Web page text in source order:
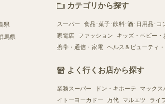
県
馬県
カテゴリから探す
スーパー 食品･菓子･飲料･酒･日用品･コ
家電店
ファッション キッズ・ベビー・
携帯・通信・家電 ヘルス＆ビューティ
よく行くお店から探す
業務スーパー ドン・キホーテ マックス
イトーヨーカドー
万代 マルエツ ライ